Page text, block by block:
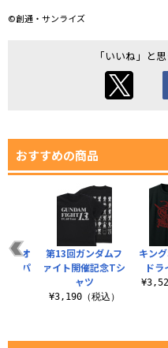
©創通・サンライズ
「いいね」と
おすすめの商品
キン
ド
グオ
トパ
第13回ガンダムフ
ァイト開催記念Tシ
ャツ
¥3,190（税込）